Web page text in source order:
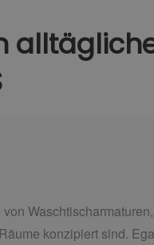
Waschtischarmaturen,
konzipiert sind.